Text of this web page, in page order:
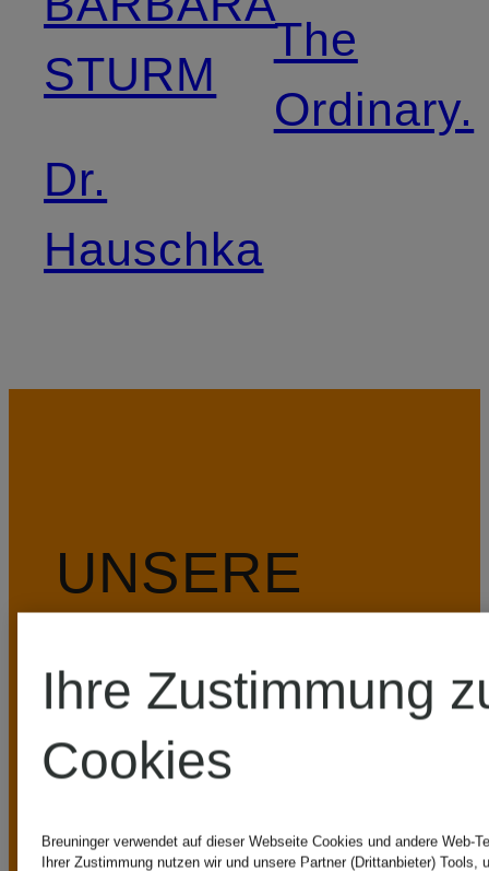
STURM
Dr.
Hauschka
The
Ordinary.
UNSERE
VORTEILE
Ihre Zustimmung
Cookies
Breuninger verwendet auf dieser Webseite Cookies und andere Web-
Ihrer Zustimmung nutzen wir und unsere Partner (Drittanbieter) Tools,